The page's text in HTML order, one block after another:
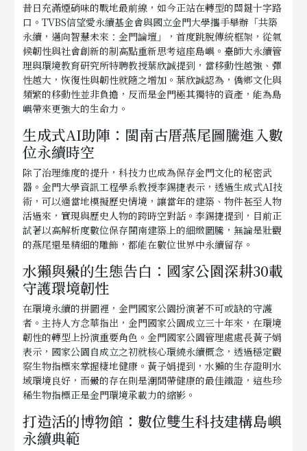
昔日充滿煙硝味的戰地最前線，如今正站在轉型的關鍵十字路
口。TVBS信望愛永續基金會與國立金門大學攜手舉辦「共築
永續，邁向智慧未來：金門論壇」，首度跳脫傳統框架，從氣
候韌性與社會創新的制高點重新思考這座島嶼。臺師大永續管
理與環境教育研究所特聘教授葉欣誠提到，當移動性越強、彈
性越大，恢復性與韌性就隨之增加。葉欣誠認為，僑鄉文化與
頻繁的移動性並非負擔，反而是金門極其獨特的資產，能為島
嶼帶來更強大的生命力。
生成式AI助陣：閩南古厝燕尾圖騰進入數
位永續時空
除了治理維度的提升，科技力也成為保存金門文化的秘密武
器。金門大學資訊工程學系教授李錫捷表示，透過生成式AI技
術，可以適當地模擬歷史情境，讓當年的建築、物件甚至人物
活過來，實現與歷史人物的跨時空對話。李錫捷提到，目前正
試著以高解析度數位保存閩南建築上的細緻圖騰，無論是壯觀
的燕尾還是精細的雕飾，都能在數位世界中永續留存。
水獺與鱟的生態告白：國家公園深耕30載
守護環境韌性
在環境永續的拼圖裡，金門國家公園扮演著不可或缺的守護
者。主持人方念華指出，金門國家公園成立三十年來，在環境
韌性的轉型上扮演重要角色。金門國家公園管理處處長黃子娟
表示，國家公園自成立之初就核心環繞永續概念，透過穩定觀
察生物指標來掌握棲地健康。黃子娟提到，水獺的生存證明水
域環境良好，而鱟的存在則是潮間帶健康的最佳鐵證，這些珍
稀生物指標正是金門環境承載力的縮影。
打造活的博物館：數位雙生科技建構島嶼
永續典範